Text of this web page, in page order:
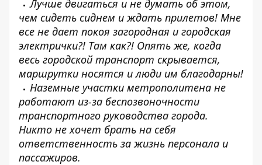
Лучше двигаться и не думать об этом,
чем сидеть сиднем и ждать прилетов! Мне
все не дает покоя загородная и городская
электрички?! Там как?! Опять же, когда
весь городской транспорт скрывается,
маршрутки носятся и люди им благодарны!
Наземные участки метрополитена не
работают из-за беспозвоночности
транспортного руководства города.
Никто не хочет брать на себя
ответственность за жизнь персонала и
пассажиров.